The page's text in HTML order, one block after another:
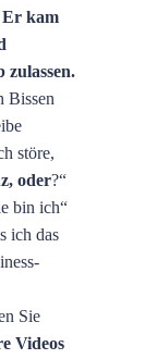
Er kam
zulassen.
Bissen
störe,
oder?“
bin ich“
ich das
Sie
Videos